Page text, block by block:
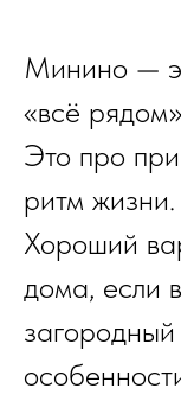
Минино —
«всё
Это про
ритм жизни.
Хороший
дома, если